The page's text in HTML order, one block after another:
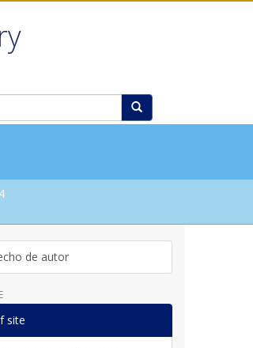
de autor
site